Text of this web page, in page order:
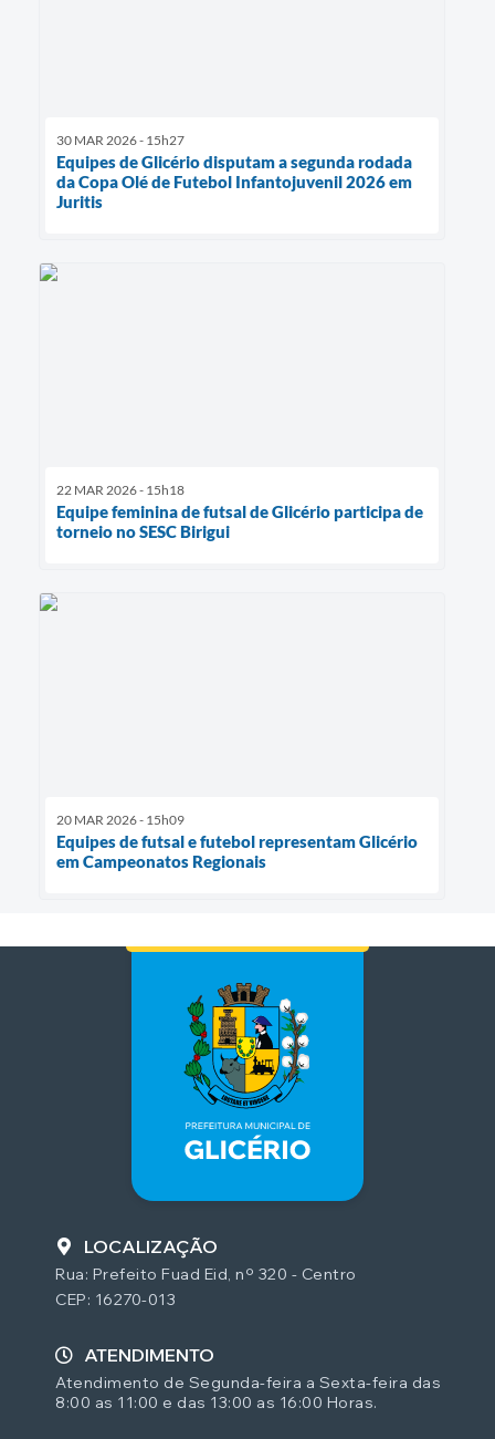
30 MAR 2026 - 15h27
Equipes de Glicério disputam a segunda rodada
da Copa Olé de Futebol Infantojuvenil 2026 em
Juritis
22 MAR 2026 - 15h18
Equipe feminina de futsal de Glicério participa de
torneio no SESC Birigui
20 MAR 2026 - 15h09
Equipes de futsal e futebol representam Glicério
em Campeonatos Regionais
LOCALIZAÇÃO
Rua: Prefeito Fuad Eid, nº 320 - Centro
CEP: 16270-013
ATENDIMENTO
Atendimento de Segunda-feira a Sexta-feira das
8:00 as 11:00 e das 13:00 as 16:00 Horas.